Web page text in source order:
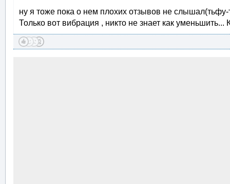
ну я тоже пока о нем плохих отзывов не
Только вот вибрация , никто не знает как